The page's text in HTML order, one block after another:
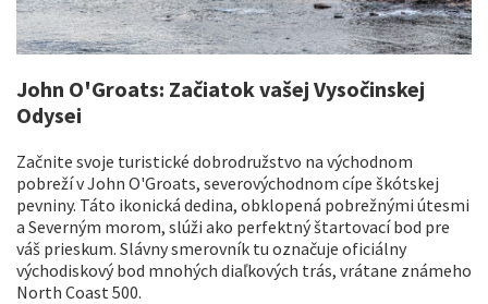
John O'Groats: Začiatok vašej Vysočinskej
Odysei
Začnite svoje turistické dobrodružstvo na východnom
pobreží v John O'Groats, severovýchodnom cípe škótskej
pevniny. Táto ikonická dedina, obklopená pobrežnými útesmi
a Severným morom, slúži ako perfektný štartovací bod pre
váš prieskum. Slávny smerovník tu označuje oficiálny
východiskový bod mnohých diaľkových trás, vrátane známeho
North Coast 500.